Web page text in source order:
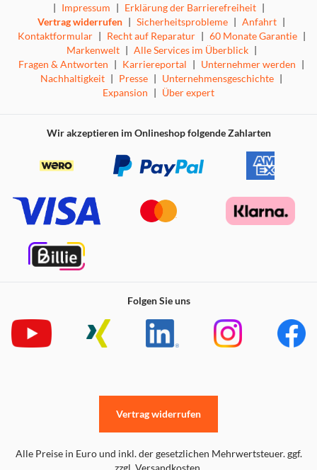
| Impressum | Erklärung der Barrierefreiheit |
Vertrag widerrufen | Sicherheitsprobleme | Anfahrt |
Kontaktformular | Recht auf Reparatur | 60 Monate Garantie |
Markenwelt | Alle Services im Überblick |
Fragen & Antworten | Karriereportal | Unternehmer werden |
Nachhaltigkeit | Presse | Unternehmensgeschichte |
Expansion | Über expert
Wir akzeptieren im Onlineshop folgende Zahlarten
Folgen Sie uns
Alle Preise in Euro und inkl. der gesetzlichen Mehrwertsteuer. ggf.
zzgl. Versandkosten.
Vertrag widerrufen